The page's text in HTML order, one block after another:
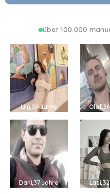
über 100.000
Lily,35 Jahre
Dani,37 Jahre